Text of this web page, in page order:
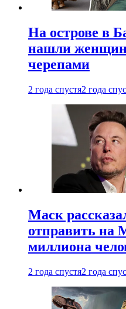
На острове в
нашли
черепами
2 года спустя2 года
Маск
отправить на
миллиона
2 года спустя2 года